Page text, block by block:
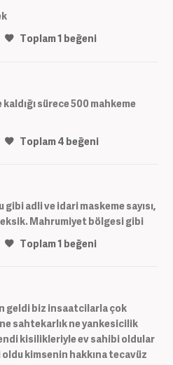
Toplam1 beğeni
sürece 500 mahkeme
Toplam4 beğeni
adli ve idari maskeme sayısı,
eksik. Mahrumiyet bölgesi gibi
Toplam1 beğeni
geldi biz insaatcilarla çok
sahtekarlık ne yankesicilik
kisilikleriyle ev sahibi oldular
kimsenin hakkına tecavüz